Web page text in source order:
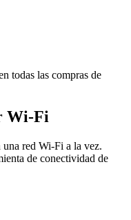
todas las compras de
Wi-Fi
una red Wi-Fi a la vez.
de conectividad de